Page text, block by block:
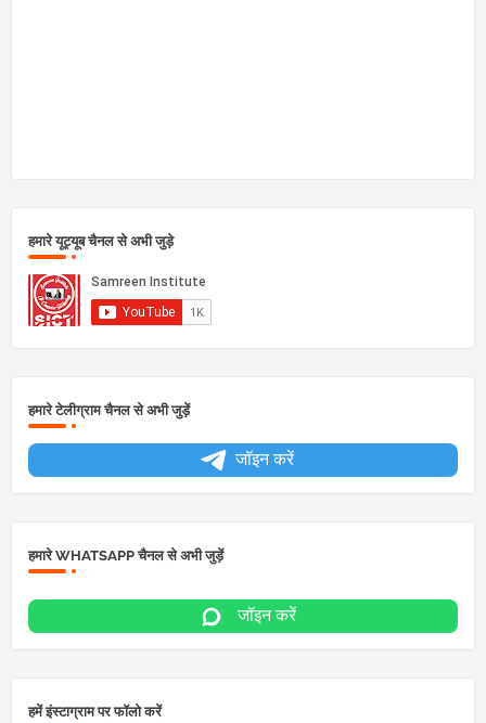
हमारे यूट्यूब चैनल से अभी जुड़े
हमारे टेलीग्राम चैनल से अभी जुड़ें
जॉइन करें
हमारे WHATSAPP चैनल से अभी जुड़ें
जॉइन करें
हमें इंस्टाग्राम पर फॉलो करें